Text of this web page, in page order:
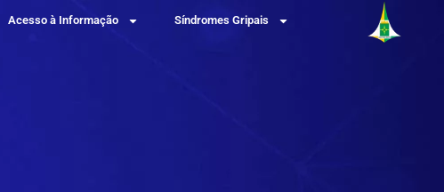
Acesso à Informação Síndromes Gripais